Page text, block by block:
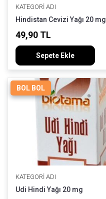
KATEGORI ADI
Hindistan Cevizi Yağı 20 mg
49,90 TL
Sepete Ekle
BOL BOL
KATEGORI ADI
Udi Hindi Yağı 20 mg